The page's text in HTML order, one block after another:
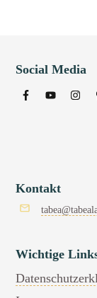
Social Media
Kontakt
Wichtige